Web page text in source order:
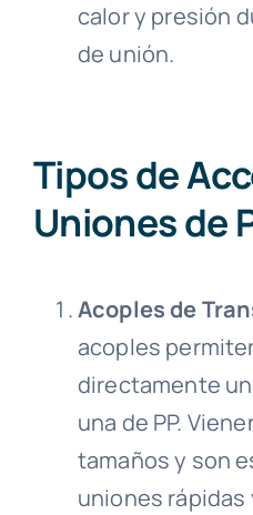
calor y presión
de unión.
Tipos de
Uniones de
Acoples de
acoples
directamente
una de PP.
tamaños y son
uniones rápidas